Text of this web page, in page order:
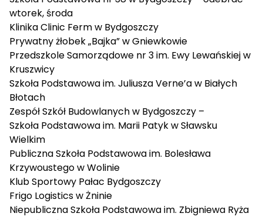
wtorek, środa
Klinika Clinic Ferm w Bydgoszczy
Prywatny żłobek „Bajka” w Gniewkowie
Przedszkole Samorządowe nr 3 im. Ewy Lewańskiej w
Kruszwicy
Szkoła Podstawowa im. Juliusza Verne’a w Białych
Błotach
Zespół Szkół Budowlanych w Bydgoszczy –
Szkoła Podstawowa im. Marii Patyk w Sławsku
Wielkim
Publiczna Szkoła Podstawowa im. Bolesława
Krzywoustego w Wolinie
Klub Sportowy Pałac Bydgoszczy
Frigo Logistics w Żninie
Niepubliczna Szkoła Podstawowa im. Zbigniewa Ryża